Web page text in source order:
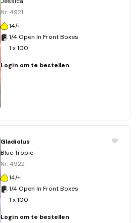
Nr. 4921
14/+
1/4 Open In Front Boxes
1 x 100
Login om te bestellen
Gladiolus
Blue Tropic
Nr. 4922
14/+
1/4 Open In Front Boxes
1 x 100
Login om te bestellen